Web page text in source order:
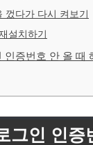
껐다가 다시 켜보기
설치하기
인증번호 안 올 때
그인 인증